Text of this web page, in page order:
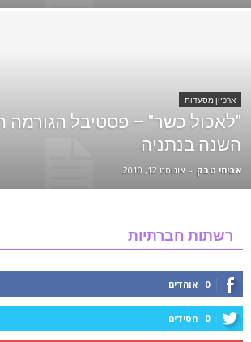
ארכיון מסעדות
"לאכול כשר" – פסטיבל הגורמה
השנה בנתניה
אביחי טבק - אוגוסט 12, 2010
רשתות חברתיות
0 אוהדים
0 חסידים